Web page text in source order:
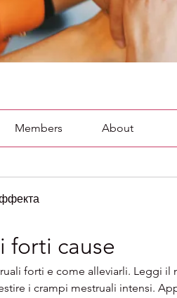
Members About
forti cause
forti e come alleviarli. Leggi il
i crampi mestruali intensi.